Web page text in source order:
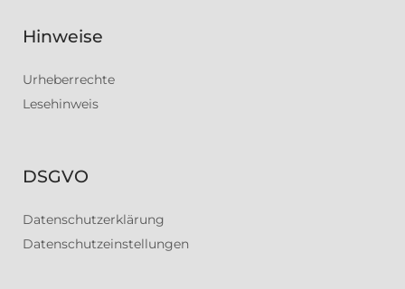
Hinweise
Urheberrechte
Lesehinweis
DSGVO
Datenschutzerklärung
Datenschutzeinstellungen